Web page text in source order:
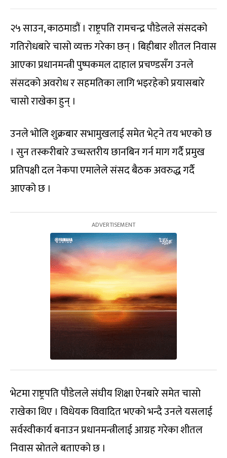
२५ साउन, काठमाडौं । राष्ट्रपति रामचन्द्र पौडेलले संसदको
गतिरोधबारे चासो व्यक्त गरेका छन् । बिहीबार शीतल निवास
आएका प्रधानमन्त्री पुष्पकमल दाहाल प्रचण्डसँग उनले
संसदको अवरोध र सहमतिका लागि भइरहेको प्रयासबारे
चासो राखेका हुन् ।
उनले भोलि शुक्रबार सभामुखलाई समेत भेट्ने तय भएको छ
। सुन तस्करीबारे उच्चस्तरीय छानबिन गर्न माग गर्दै प्रमुख
प्रतिपक्षी दल नेकपा एमालेले संसद बैठक अवरुद्ध गर्दै
आएको छ ।
भेटमा राष्ट्रपति पौडेलले संघीय शिक्षा ऐनबारे समेत चासो
राखेका थिए । विधेयक विवादित भएको भन्दै उनले यसलाई
सर्वस्वीकार्य बनाउन प्रधानमन्त्रीलाई आग्रह गरेका शीतल
निवास स्रोतले बताएको छ ।